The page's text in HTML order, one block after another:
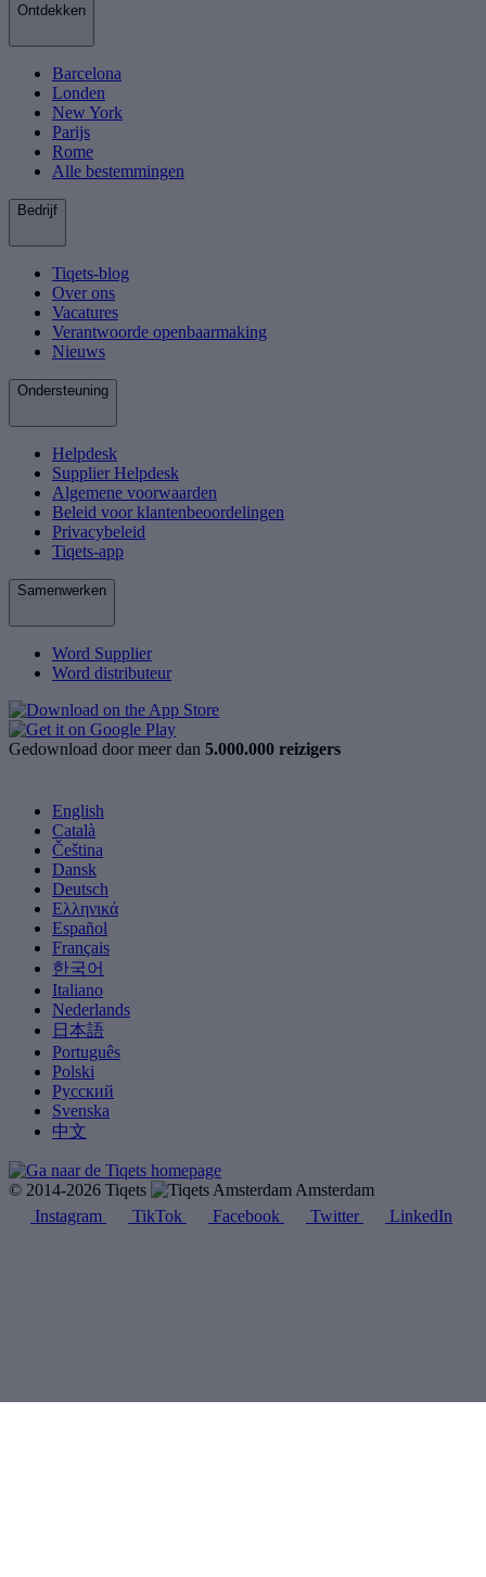
Ontdekken
Barcelona
Londen
New York
Parijs
Rome
Alle bestemmingen
Bedrijf
Tiqets-blog
Over ons
Vacatures
Verantwoorde openbaarmaking
Nieuws
Ondersteuning
Helpdesk
Supplier Helpdesk
Algemene voorwaarden
Beleid voor klantenbeoordelingen
Privacybeleid
Tiqets-app
Samenwerken
Word Supplier
Word distributeur
Gedownload door meer dan 5.000.000 reizigers
English
Català
Čeština
Dansk
Deutsch
Ελληνικά
Español
Français
한국어
Italiano
Nederlands
日本語
Português
Polski
Русский
Svenska
中文
© 2014-2026 Tiqets
Amsterdam
Instagram
TikTok Facebook Twitter LinkedIn